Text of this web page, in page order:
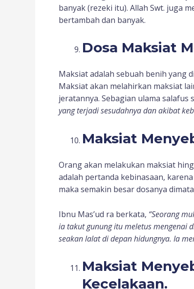
banyak (rezeki itu). Allah Swt. juga
bertambah dan banyak.
Dosa Maksiat
Maksiat adalah sebuah benih yang
Maksiat akan melahirkan maksiat
jeratannya. Sebagian ulama salafus
yang terjadi sesudahnya dan akibat
Maksiat
Orang akan melakukan maksiat
adalah pertanda kebinasaan,
maka semakin besar dosanya
Ibnu Mas’ud ra berkata, “Seorang
ia takut gunung itu meletus mengenai
seakan lalat di depan hidungnya. Ia
Maksiat
Kecelakaan.